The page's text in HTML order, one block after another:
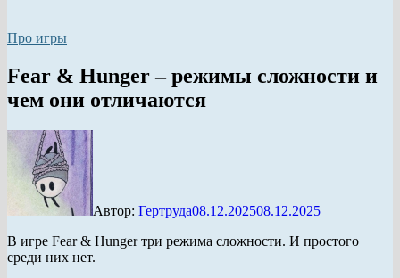
Про игры
Fear & Hunger – режимы сложности и
чем они отличаются
Автор: Гертруда08.12.202508.12.2025
В игре Fear & Hunger три режима сложности. И простого
среди них нет.